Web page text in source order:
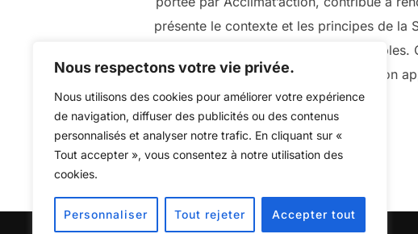
Nous respectons votre vie privée.
Nous utilisons des cookies pour améliorer votre expérience
de navigation, diffuser des publicités ou des contenus
personnalisés et analyser notre trafic. En cliquant sur «
Tout accepter », vous consentez à notre utilisation des
cookies.
Personnaliser Tout rejeter Accepter tout
présente le contexte et les principes de la
ses limites et adaptations
compréhension